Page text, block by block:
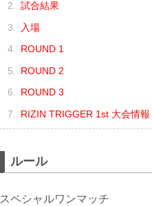
試合結果
入場
ROUND 1
ROUND 2
ROUND 3
RIZIN TRIGGER 1st 大会情報
ルール
スペシャルワンマッチ